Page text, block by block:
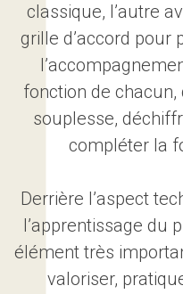
classique, l’autre
grille d’accord pour
fonction de
souplesse,
compléter la
Derrière l’aspect
l’apprentissage du
élément très
valoriser,